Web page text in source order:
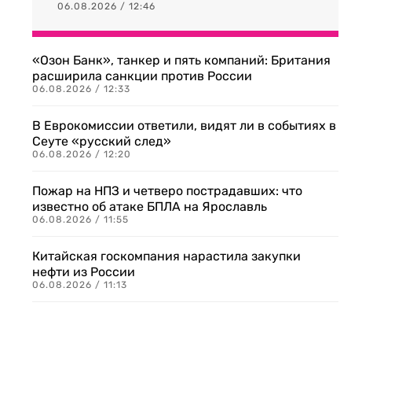
06.08.2026 / 12:46
«Озон Банк», танкер и пять компаний: Британия
расширила санкции против России
06.08.2026 / 12:33
В Еврокомиссии ответили, видят ли в событиях в
Сеуте «русский след»
06.08.2026 / 12:20
Пожар на НПЗ и четверо пострадавших: что
известно об атаке БПЛА на Ярославль
06.08.2026 / 11:55
Китайская госкомпания нарастила закупки
нефти из России
06.08.2026 / 11:13